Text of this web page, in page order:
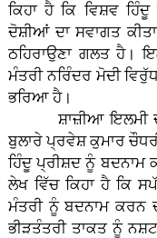
ਕਿਹਾ ਹੈ ਕਿ ਵਿਸ਼ਵ
ਦੋਸ਼ੀਆਂ ਦਾ ਸਵਾਗਤ
ਠਹਿਰਾਉਣਾ ਗਲਤ ਹੈ।
ਮੰਤਰੀ ਨਰਿੰਦਰ ਮੋਦੀ
ਭਰਿਆ ਹੈ।
ਸ਼ਾਜ਼ੀਆ ਇਲਮੀ ਦੀ
ਬੁਲਾਰੇ ਪ੍ਰਵੇਸ਼ ਕੁਮਾਰ
ਹਿੰਦੂ ਪ੍ਰੀਸ਼ਦ ਨੂੰ ਬਦਨਾਮ
ਲੇਖ ਵਿੱਚ ਕਿਹਾ ਹੈ ਕਿ
ਮੰਤਰੀ ਨੂੰ ਬਦਨਾਮ ਕਰਨ
ਭੀੜਤੰਤਰੀ ਤਾਕਤ ਨੂੰ